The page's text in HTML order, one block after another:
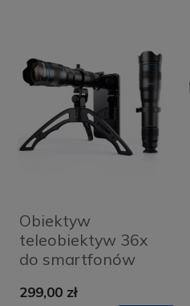
Obiektyw
teleobiektyw 36x
do smartfonów
299,00 zł